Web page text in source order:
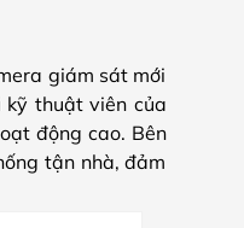
giám sát mới
kỹ thuật viên của
động cao. Bên
tận nhà, đảm